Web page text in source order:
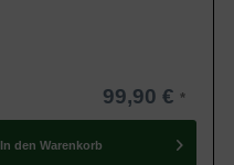
99,90 €
In den Warenkorb